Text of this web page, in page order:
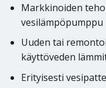
Markkinoiden
vesilämpöpumppu
Uuden tai
käyttöveden
Erityisesti